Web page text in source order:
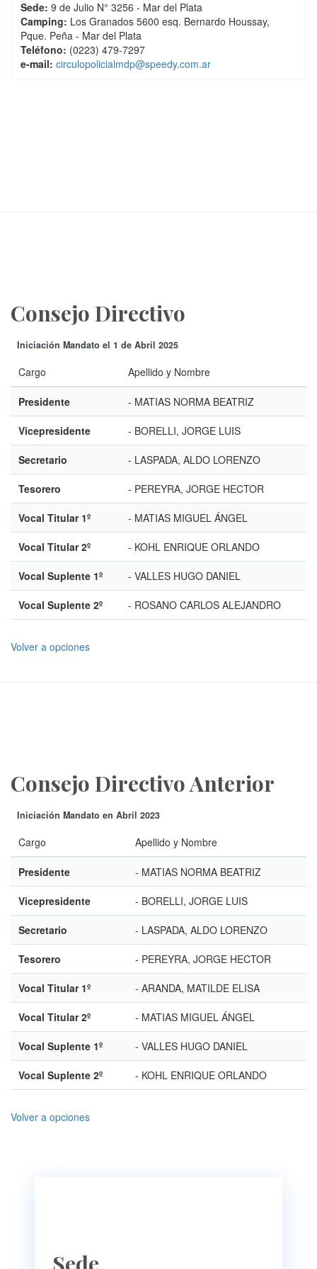
Sede: 9 de Julio N° 3256 - Mar del Plata
Camping: Los Granados 5600 esq. Bernardo Houssay,
Pque. Peña - Mar del Plata
Teléfono: (0223) 479-7297
e-mail: circulopolicialmdp@speedy.com.ar
Consejo Directivo
Iniciación Mandato el 1 de Abril 2025
Cargo Apellido y Nombre
Presidente - MATIAS NORMA BEATRIZ
Vicepresidente - BORELLI, JORGE LUIS
Secretario - LASPADA, ALDO LORENZO
Tesorero - PEREYRA, JORGE HECTOR
Vocal Titular 1º - MATIAS MIGUEL ÁNGEL
Vocal Titular 2º - KOHL ENRIQUE ORLANDO
Vocal Suplente 1º - VALLES HUGO DANIEL
Vocal Suplente 2º - ROSANO CARLOS ALEJANDRO
Volver a opciones
Consejo Directivo Anterior
Iniciación Mandato en Abril 2023
Cargo Apellido y Nombre
Presidente - MATIAS NORMA BEATRIZ
Vicepresidente - BORELLI, JORGE LUIS
Secretario - LASPADA, ALDO LORENZO
Tesorero - PEREYRA, JORGE HECTOR
Vocal Titular 1º - ARANDA, MATILDE ELISA
Vocal Titular 2º - MATIAS MIGUEL ÁNGEL
Vocal Suplente 1º - VALLES HUGO DANIEL
Vocal Suplente 2º - KOHL ENRIQUE ORLANDO
Volver a opciones
Sede